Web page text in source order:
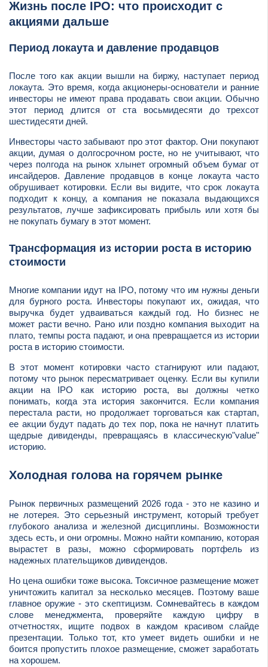
Жизнь после IPO: что происходит с
акциями дальше
Период локаута и давление продавцов
После того как акции вышли на биржу, наступает период
локаута. Это время, когда акционеры-основатели и ранние
инвесторы не имеют права продавать свои акции. Обычно
этот период длится от ста восьмидесяти до трехсот
шестидесяти дней.
Инвесторы часто забывают про этот фактор. Они покупают
акции, думая о долгосрочном росте, но не учитывают, что
через полгода на рынок хлынет огромный объем бумаг от
инсайдеров. Давление продавцов в конце локаута часто
обрушивает котировки. Если вы видите, что срок локаута
подходит к концу, а компания не показала выдающихся
результатов, лучше зафиксировать прибыль или хотя бы
не покупать бумагу в этот момент.
Трансформация из истории роста в историю
стоимости
Многие компании идут на IPO, потому что им нужны деньги
для бурного роста. Инвесторы покупают их, ожидая, что
выручка будет удваиваться каждый год. Но бизнес не
может расти вечно. Рано или поздно компания выходит на
плато, темпы роста падают, и она превращается из истории
роста в историю стоимости.
В этот момент котировки часто стагнируют или падают,
потому что рынок пересматривает оценку. Если вы купили
акции на IPO как историю роста, вы должны четко
понимать, когда эта история закончится. Если компания
перестала расти, но продолжает торговаться как стартап,
ее акции будут падать до тех пор, пока не начнут платить
щедрые дивиденды, превращаясь в классическую"value"
историю.
Холодная голова на горячем рынке
Рынок первичных размещений 2026 года - это не казино и
не лотерея. Это серьезный инструмент, который требует
глубокого анализа и железной дисциплины. Возможности
здесь есть, и они огромны. Можно найти компанию, которая
вырастет в разы, можно сформировать портфель из
надежных плательщиков дивидендов.
Но цена ошибки тоже высока. Токсичное размещение может
уничтожить капитал за несколько месяцев. Поэтому ваше
главное оружие - это скептицизм. Сомневайтесь в каждом
слове менеджмента, проверяйте каждую цифру в
отчетностях, ищите подвох в каждом красивом слайде
презентации. Только тот, кто умеет видеть ошибки и не
боится пропустить плохое размещение, сможет заработать
на хорошем.